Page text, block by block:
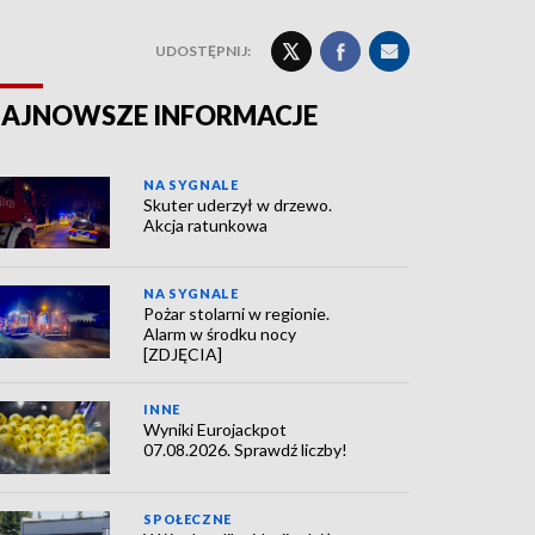
UDOSTĘPNIJ:
INFORMACJE
NA SYGNALE
Skuter uderzył w drzewo.
Akcja ratunkowa
NA SYGNALE
Pożar stolarni w regionie.
Alarm w środku nocy
[ZDJĘCIA]
INNE
Wyniki Eurojackpot
07.08.2026. Sprawdź liczby!
SPOŁECZNE